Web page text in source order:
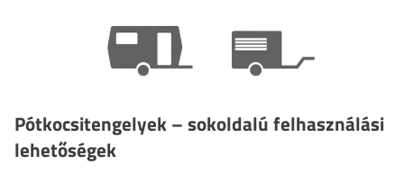
Pótkocsitengelyek – sokoldalú felhasználási
lehetőségek